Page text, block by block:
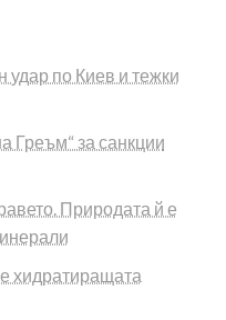
удар по Киев и тежки
Греъм“ за санкции
Природата й е
хидратиращата